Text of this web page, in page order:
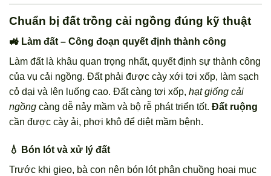
Chuẩn bị đất trồng cải ngồng đúng kỹ thuật
🚜 Làm đất – Công đoạn quyết định thành công
Làm đất là khâu quan trọng nhất, quyết định sự thành công
của vụ cải ngồng. Đất phải được cày xới tơi xốp, làm sạch
cỏ dại và lên luống cao. Đất càng tơi xốp, hạt giống cải
ngồng càng dễ nảy mầm và bộ rễ phát triển tốt. Đất ruộng
cần được cày ải, phơi khô để diệt mầm bệnh.
💧 Bón lót và xử lý đất
Trước khi gieo, bà con nên bón lót phân chuồng hoai mục